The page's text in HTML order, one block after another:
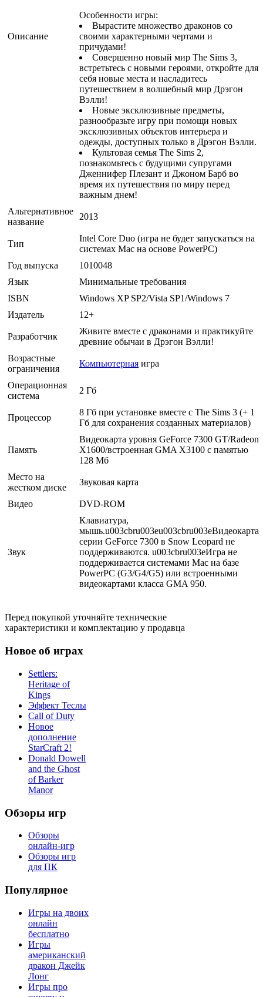
Описание
Особенности игры:
Вырастите множество драконов со
своими характерными чертами и
причудами!
Совершенно новый мир The Sims 3,
встретьтесь с новыми героями, откройте для
себя новые места и насладитесь
путешествием в волшебный мир Дрэгон
Вэлли!
Новые эксклюзивные предметы,
разнообразьте игру при помощи новых
эксклюзивных объектов интерьера и
одежды, доступных только в Дрэгон Вэлли.
Культовая семья The Sims 2,
познакомьтесь с будущими супругами
Дженнифер Плезант и Джоном Барб во
время их путешествия по миру перед
важным днем!
Альтернативное
название
2013
Тип
Intel Core Duo (игра не будет запускаться на
системах Мас на основе PowerPC)
Год выпуска
1010048
Язык
Минимальные требования
ISBN
Windows XP SP2/Vista SP1/Windows 7
Издатель
12+
Разработчик
Живите вместе с драконами и практикуйте
древние обычаи в Дрэгон Вэлли!
Возрастные
ограничения
Компьютерная игра
Операционная
система
2 Гб
Процессор
8 Гб при установке вместе с The Sims 3 (+ 1
Гб для сохранения созданных материалов)
Память
Видеокарта уровня GeForce 7300 GT/Radeon
X1600/встроенная GMA X3100 с памятью
128 Мб
Место на
жестком диске
Звуковая карта
Видео DVD-ROM
Звук
Клавиатура,
мышь.u003cbru003eu003cbru003eВидеокарта
серии GeForce 7300 в Snow Leopard не
поддерживаются. u003cbru003eИгра не
поддерживается системами Mac на базе
PowerPC (G3/G4/G5) или встроенными
видеокартами класса GMA 950.
Перед покупкой уточняйте технические
характеристики и комплектацию у продавца
Новое об играх
Settlers:
Heritage of
Kings
Эффект Теслы
Call of Duty
Новое
дополнение
StarCraft 2!
Donald Dowell
and the Ghost
of Barker
Manor
Обзоры игр
Обзоры
онлайн-игр
Обзоры игр
для ПК
Популярное
Игры на двоих
онлайн
бесплатно
Игры
американский
дракон Джейк
Лонг
Игры про